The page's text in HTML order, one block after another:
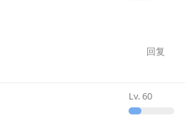
回复
Lv.60